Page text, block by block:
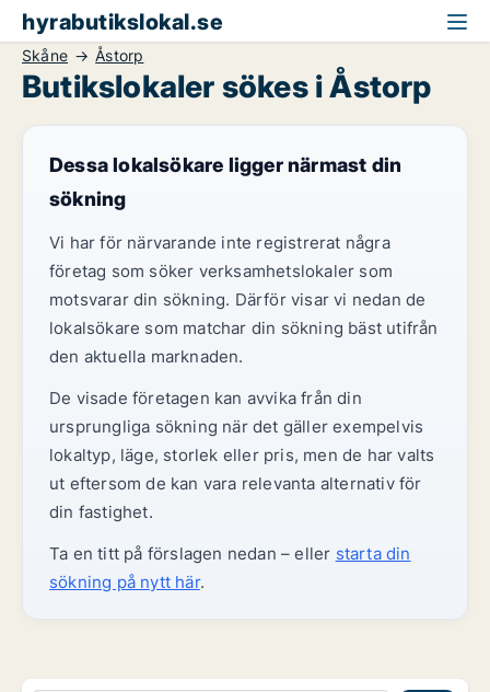
hyrabutikslokal.se
Skåne Åstorp
Butikslokaler sökes i Åstorp
Dessa lokalsökare ligger närmast din
sökning
Vi har för närvarande inte registrerat några
företag som söker verksamhetslokaler som
motsvarar din sökning. Därför visar vi nedan de
lokalsökare som matchar din sökning bäst utifrån
den aktuella marknaden.
De visade företagen kan avvika från din
ursprungliga sökning när det gäller exempelvis
lokaltyp, läge, storlek eller pris, men de har valts
ut eftersom de kan vara relevanta alternativ för
din fastighet.
Ta en titt på förslagen nedan – eller starta din
sökning på nytt här.